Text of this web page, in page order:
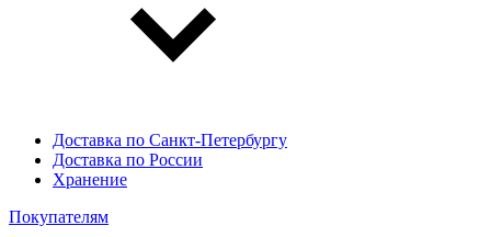
Доставка по Санкт-Петербургу
Доставка по России
Хранение
Покупателям